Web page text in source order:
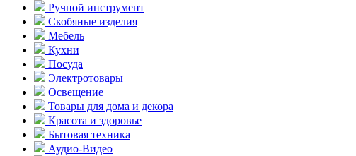
Ручной инструмент
Скобяные изделия
Мебель
Кухни
Посуда
Электротовары
Освещение
Товары для дома и декора
Красота и здоровье
Бытовая техника
Аудио-Видео